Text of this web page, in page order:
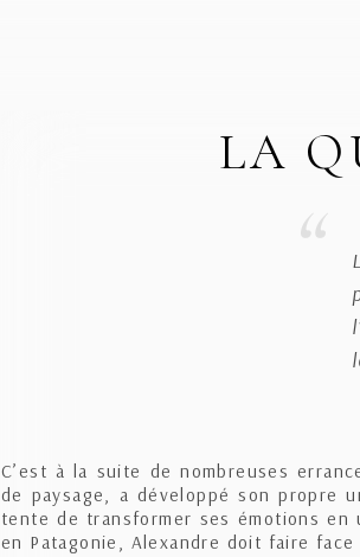
LA
C’est à la suite de nombreuses
de paysage, a développé son propre
tente de transformer ses émotions en
en Patagonie, Alexandre doit faire